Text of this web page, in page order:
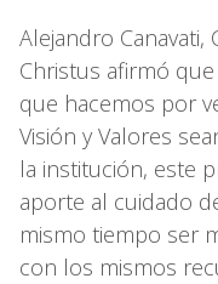
Alejandro Canavati,
Christus afirmó
que hacemos por
Visión y Valores
la institución, este
aporte al cuidado
mismo tiempo ser
con los mismos